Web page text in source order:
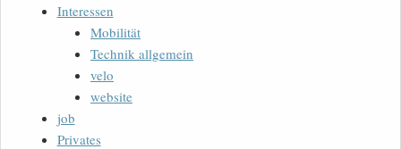
Interessen
Mobilität
Technik allgemein
velo
website
job
Privates